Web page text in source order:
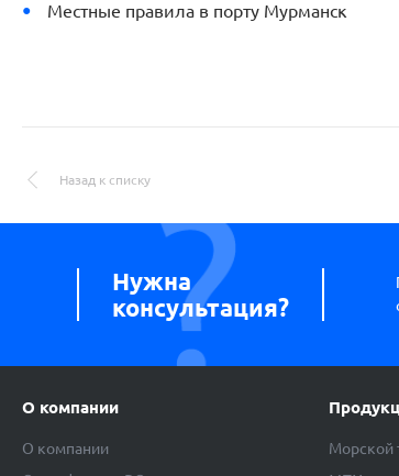
Местные правила в порту Мурманск
Назад к списку
Нужна
консультация?
О компании
О компании
Морской